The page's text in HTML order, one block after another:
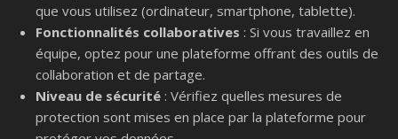
que vous utilisez (ordinateur, smartphone, tablette).
Fonctionnalités collaboratives : Si vous travaillez en
équipe, optez pour une plateforme offrant des outils de
collaboration et de partage.
Niveau de sécurité : Vérifiez quelles mesures de
protection sont mises en place par la plateforme pour